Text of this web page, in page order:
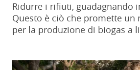
Ridurre i rifiuti, guadagnando
Questo è ciò che promette un
per la produzione di biogas a